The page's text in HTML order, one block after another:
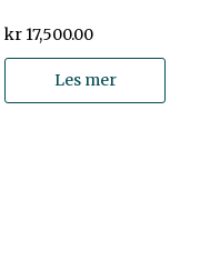
kr 17,500.00
Les mer